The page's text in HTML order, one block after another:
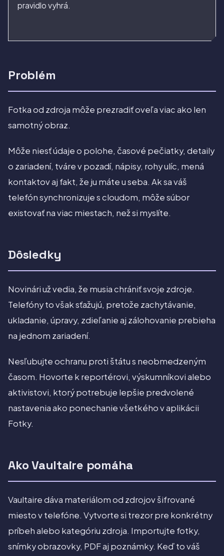
pravidlo vyhrá.
Problém
Fotka od zdroja môže prezradiť oveľa viac ako len
samotný obraz.
Môže niesť údaje o polohe, časové pečiatky, detaily
o zariadení, tváre v pozadí, nápisy, rohy ulíc, mená
kontaktov aj fakt, že ju máte u seba. Ak sa váš
telefón synchronizuje s cloudom, môže súbor
existovať na viac miestach, než si myslíte.
Dôsledky
Novinári už vedia, že musia chrániť svoje zdroje.
Telefóny to však sťažujú, pretože zachytávanie,
ukladanie, úpravy, zdieľanie aj zálohovanie prebieha
na jednom zariadení.
Nesľubujte ochranu proti štátu s neobmedzeným
časom. Hovorte k reportérovi, výskumníkovi alebo
aktivistovi, ktorý potrebuje lepšie predvolené
nastavenia ako ponechanie všetkého v aplikácii
Fotky.
Ako Vaultaire pomáha
Vaultaire dáva materiálom od zdrojov šifrované
miesto v telefóne. Vytvorte si trezor pre konkrétny
príbeh alebo kategóriu zdroja. Importujte fotky,
snímky obrazovky, PDF aj poznámky. Keď to váš